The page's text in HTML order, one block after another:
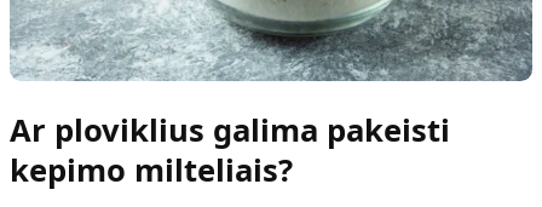
Ar ploviklius galima pakeisti
kepimo milteliais?